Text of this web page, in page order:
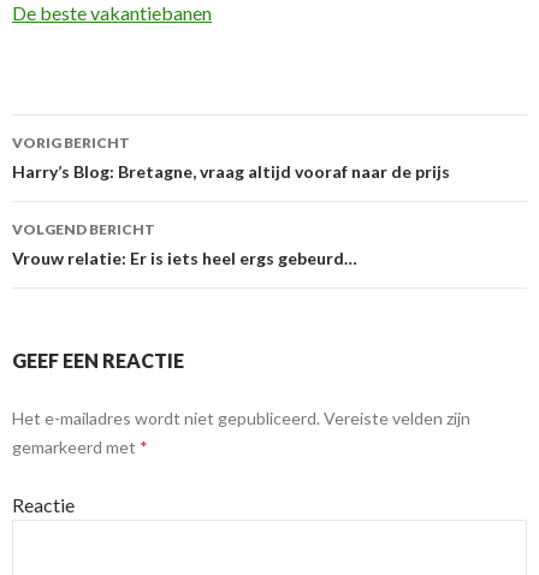
De beste vakantiebanen
Berichtnavigatie
VORIG BERICHT
Harry’s Blog: Bretagne, vraag altijd vooraf naar de prijs
VOLGEND BERICHT
Vrouw relatie: Er is iets heel ergs gebeurd…
GEEF EEN REACTIE
Het e-mailadres wordt niet gepubliceerd. Vereiste velden zijn
gemarkeerd met *
Reactie